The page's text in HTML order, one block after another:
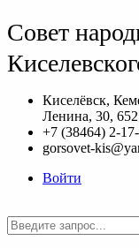
Совет
Киселёвск,
Ленина, 30,
+7 (38464) 2-
gorsovet-
Войти